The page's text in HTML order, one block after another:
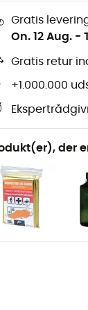
Gratis
On. 12 Aug. -
Gratis retur
+1.000.000
der